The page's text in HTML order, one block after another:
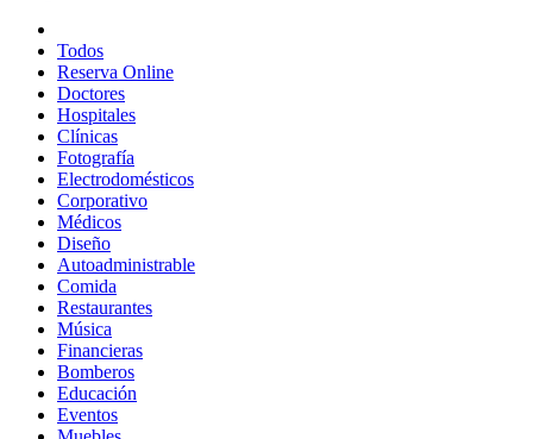
Todos
Reserva Online
Doctores
Hospitales
Clínicas
Fotografía
Electrodomésticos
Corporativo
Médicos
Diseño
Autoadministrable
Comida
Restaurantes
Música
Financieras
Bomberos
Educación
Eventos